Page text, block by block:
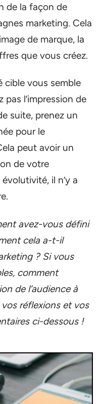
de la façon de
marketing. Cela
de marque, la
que vous créez.
cible vous semble
pas l’impression de
suite, prenez un
pour le
peut avoir un
de votre
il n’y a
avez-vous défini
cela a-t-il
? Si vous
comment
de l’audience à
réflexions et vos
ci-dessous !